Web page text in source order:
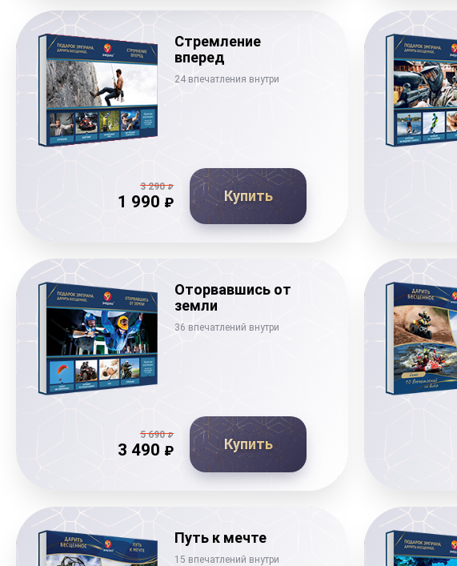
Стремление
вперед
24 впечатления внутри
3 290₽
1 990 ₽ Купить
Оторвавшись от
земли
36 впечатлений внутри
5 690₽
3 490 ₽ Купить
Путь к мечте
15 впечатлений внутри